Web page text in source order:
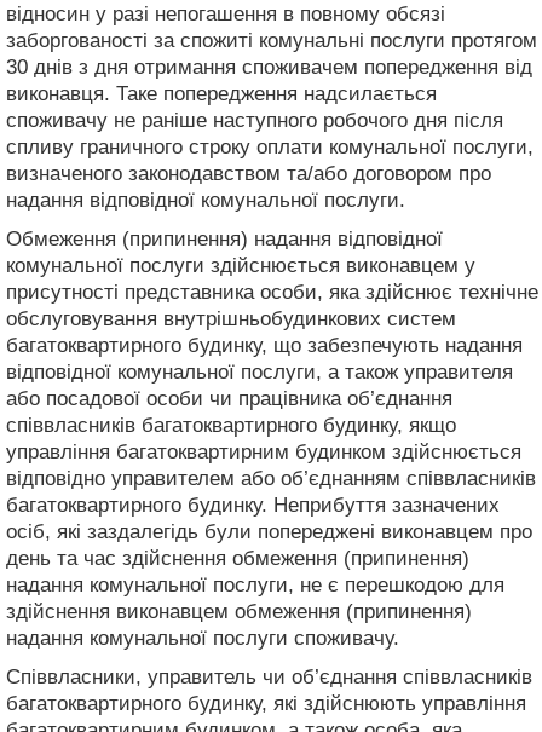
відносин у разі непогашення в повному обсязі
заборгованості за спожиті комунальні послуги протягом
30 днів з дня отримання споживачем попередження від
виконавця. Таке попередження надсилається
споживачу не раніше наступного робочого дня після
спливу граничного строку оплати комунальної послуги,
визначеного законодавством та/або договором про
надання відповідної комунальної послуги.
Обмеження (припинення) надання відповідної
комунальної послуги здійснюється виконавцем у
присутності представника особи, яка здійснює технічне
обслуговування внутрішньобудинкових систем
багатоквартирного будинку, що забезпечують надання
відповідної комунальної послуги, а також управителя
або посадової особи чи працівника об’єднання
співвласників багатоквартирного будинку, якщо
управління багатоквартирним будинком здійснюється
відповідно управителем або об’єднанням співвласників
багатоквартирного будинку. Неприбуття зазначених
осіб, які заздалегідь були попереджені виконавцем про
день та час здійснення обмеження (припинення)
надання комунальної послуги, не є перешкодою для
здійснення виконавцем обмеження (припинення)
надання комунальної послуги споживачу.
Співвласники, управитель чи об’єднання співвласників
багатоквартирного будинку, які здійснюють управління